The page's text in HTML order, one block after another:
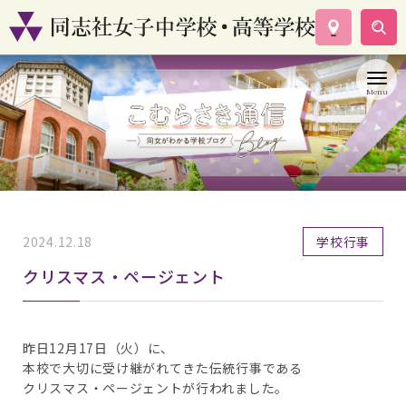
学校案内
コース紹介
学校生活
入試情報
資料請求
2024.12.18 学校行事
クリスマス・ページェント
昨日12月17日（火）に、
本校で大切に受け継がれてきた伝統行事である
クリスマス・ページェントが行われました。